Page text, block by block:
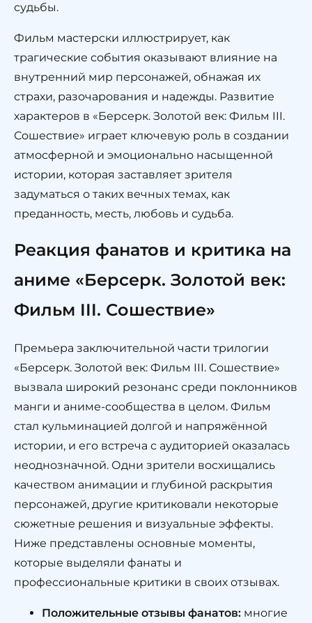
судьбы.
Фильм мастерски иллюстрирует, как
трагические события оказывают влияние на
внутренний мир персонажей, обнажая их
страхи, разочарования и надежды. Развитие
характеров в «Берсерк. Золотой век: Фильм III.
Сошествие» играет ключевую роль в создании
атмосферной и эмоционально насыщенной
истории, которая заставляет зрителя
задуматься о таких вечных темах, как
преданность, месть, любовь и судьба.
Реакция фанатов и критика на
аниме «Берсерк. Золотой век:
Фильм III. Сошествие»
Премьера заключительной части трилогии
«Берсерк. Золотой век: Фильм III. Сошествие»
вызвала широкий резонанс среди поклонников
манги и аниме-сообщества в целом. Фильм
стал кульминацией долгой и напряжённой
истории, и его встреча с аудиторией оказалась
неоднозначной. Одни зрители восхищались
качеством анимации и глубиной раскрытия
персонажей, другие критиковали некоторые
сюжетные решения и визуальные эффекты.
Ниже представлены основные моменты,
которые выделяли фанаты и
профессиональные критики в своих отзывах.
Положительные отзывы фанатов: многие